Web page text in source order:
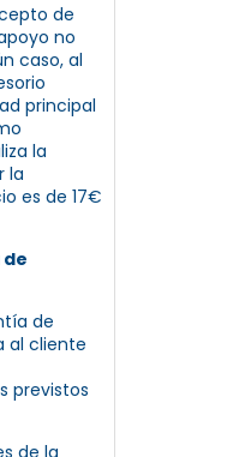
de
no
caso, al
principal
la
la
es de 17€
de
al cliente
previstos
de la